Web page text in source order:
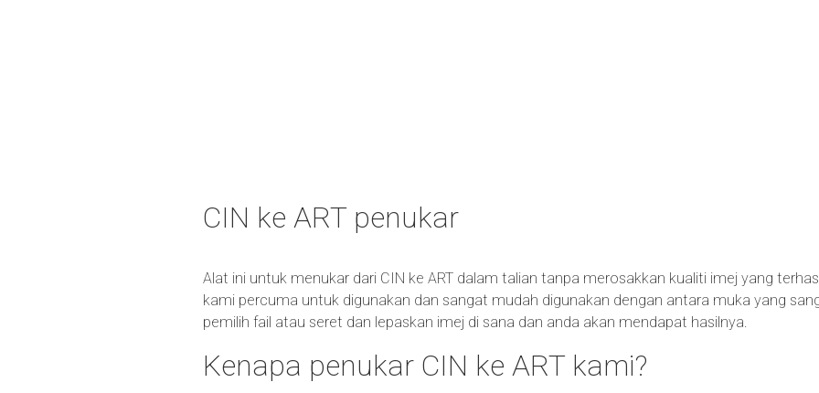
CIN ke ART penukar
Alat ini untuk menukar dari CIN ke ART dalam talian tanpa merosakkan kualiti imej yang
kami percuma untuk digunakan dan sangat mudah digunakan dengan antara muka yang
pemilih fail atau seret dan lepaskan imej di sana dan anda akan mendapat hasilnya.
Kenapa penukar CIN ke ART kami?